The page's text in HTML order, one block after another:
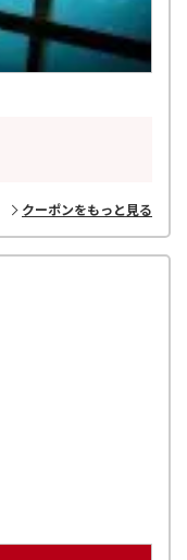
クーポンをもっと見る